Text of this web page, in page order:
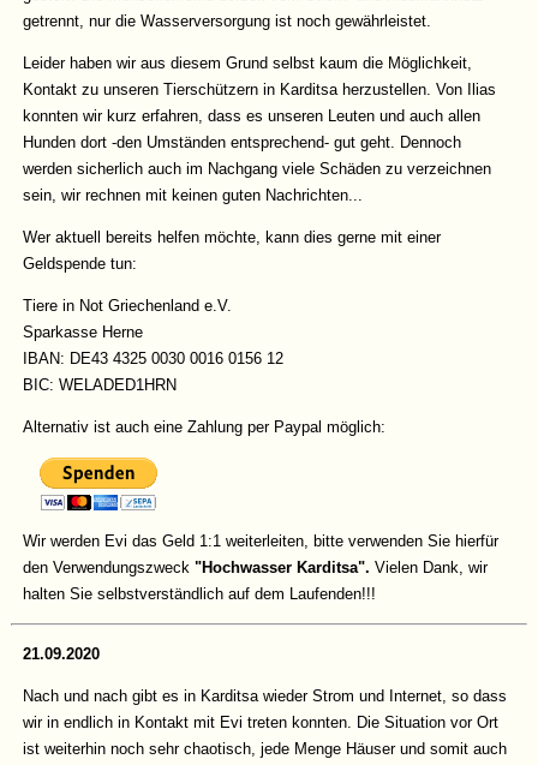
getrennt, nur die Wasserversorgung ist noch gewährleistet.
Leider haben wir aus diesem Grund selbst kaum die Möglichkeit,
Kontakt zu unseren Tierschützern in Karditsa herzustellen. Von Ilias
konnten wir kurz erfahren, dass es unseren Leuten und auch allen
Hunden dort -den Umständen entsprechend- gut geht. Dennoch
werden sicherlich auch im Nachgang viele Schäden zu verzeichnen
sein, wir rechnen mit keinen guten Nachrichten...
Wer aktuell bereits helfen möchte, kann dies gerne mit einer
Geldspende tun:
Tiere in Not Griechenland e.V.
Sparkasse Herne
IBAN: DE43 4325 0030 0016 0156 12
BIC: WELADED1HRN
Alternativ ist auch eine Zahlung per Paypal möglich:
Wir werden Evi das Geld 1:1 weiterleiten, bitte verwenden Sie hierfür
den Verwendungszweck "Hochwasser Karditsa". Vielen Dank, wir
halten Sie selbstverständlich auf dem Laufenden!!!
21.09.2020
Nach und nach gibt es in Karditsa wieder Strom und Internet, so dass
wir in endlich in Kontakt mit Evi treten konnten. Die Situation vor Ort
ist weiterhin noch sehr chaotisch, jede Menge Häuser und somit auch